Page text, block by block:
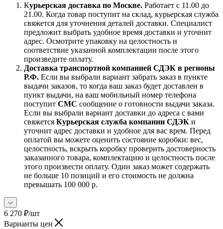
Курьерская доставка по Москве. Работает с 11.00 до
21.00. Когда товар поступит на склад, курьерская служба
свяжется для уточнения деталей доставки. Специалист
предложит выбрать удобное время доставки и уточнит
адрес. Осмотрите упаковку на целостность и
соответствие указанной комплектации после этого
произведите оплату.
Доставка транспортной компанией СДЭК в регионы
Р.Ф. Если вы выбрали вариант забрать заказ в пункте
выдачи заказов, то когда ваш заказ будет доставлен в
пункт выдачи, на ваш мобильный номер телефона
поступит СМС сообщение о готовности выдачи заказа.
Если вы выбрали вариант доставки до адреса с вами
свяжется Курьерская служба компании СДЭК и
уточнит адрес доставки и удобное для вас врем. Перед
оплатой вы можете оценить состояние коробки: вес,
целостность, вскрыть коробку проверить достоверность
заказанного товара, комплектацию и целостность после
этого произвести оплату. Один заказ может содержать
не больше 10 позиций и его стоимость не должна
превышать 100 000 р.
6 270 ₽/шт
Варианты цен